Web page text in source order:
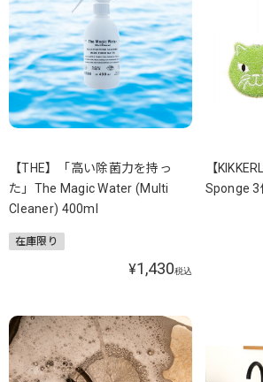
【THE】「高い除菌力を持っ
た」The Magic Water (Multi
Cleaner) 400ml
在庫限り
¥1,430税込
【
Sponge 3